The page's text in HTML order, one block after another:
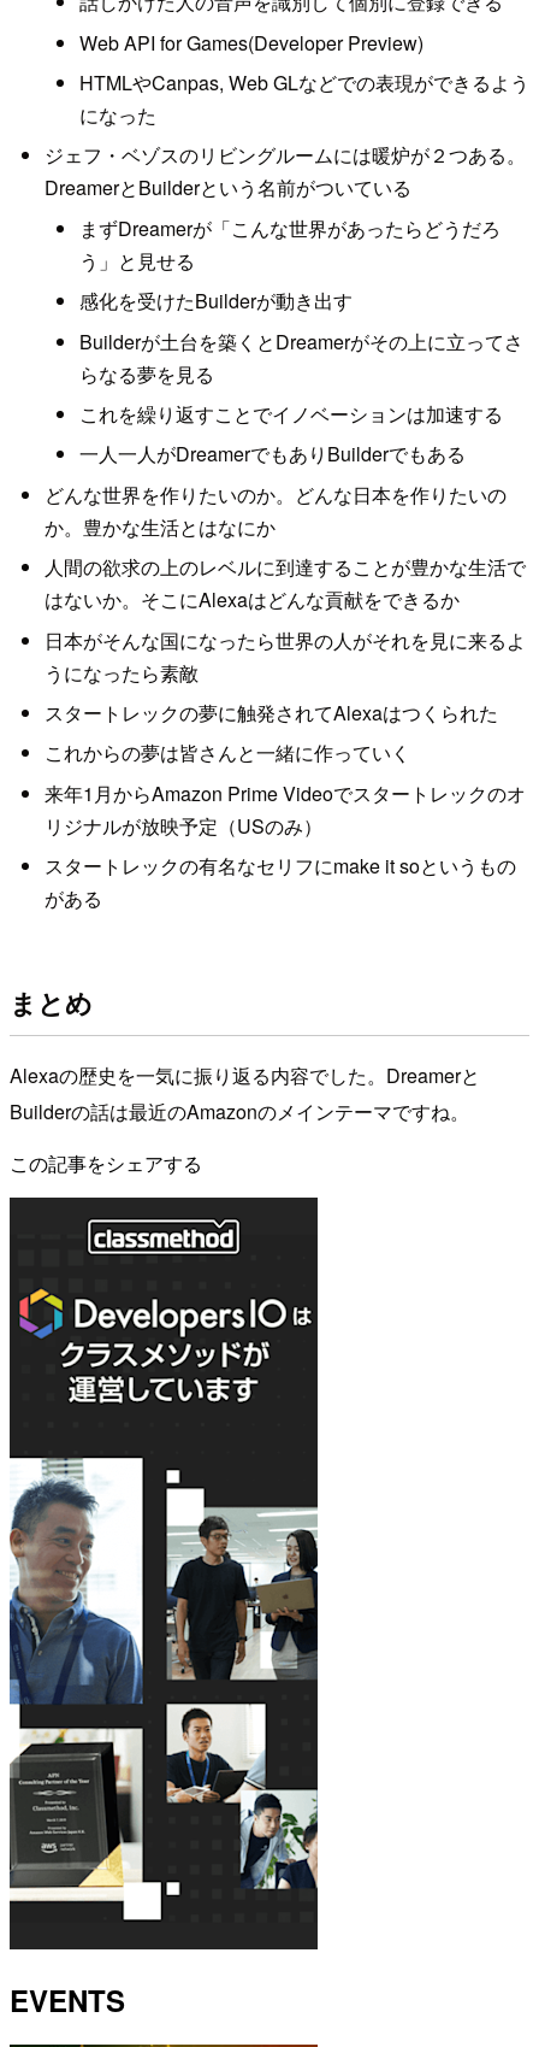
Web API for Games(Developer Preview)
HTMLやCanpas, Web GLなどでの表現ができるよう
になった
ジェフ・ベゾスのリビングルームには暖炉が２つある。
DreamerとBuilderという名前がついている
まずDreamerが「こんな世界があったらどうだろ
う」と見せる
感化を受けたBuilderが動き出す
Builderが土台を築くとDreamerがその上に立ってさ
らなる夢を見る
これを繰り返すことでイノベーションは加速する
一人一人がDreamerでもありBuilderでもある
どんな世界を作りたいのか。どんな日本を作りたいの
か。豊かな生活とはなにか
人間の欲求の上のレベルに到達することが豊かな生活で
はないか。そこにAlexaはどんな貢献をできるか
日本がそんな国になったら世界の人がそれを見に来るよ
うになったら素敵
スタートレックの夢に触発されてAlexaはつくられた
これからの夢は皆さんと一緒に作っていく
来年1月からAmazon Prime Videoでスタートレックのオ
リジナルが放映予定（USのみ）
スタートレックの有名なセリフにmake it soというもの
がある
まとめ
Alexaの歴史を一気に振り返る内容でした。Dreamerと
Builderの話は最近のAmazonのメインテーマですね。
この記事をシェアする
EVENTS